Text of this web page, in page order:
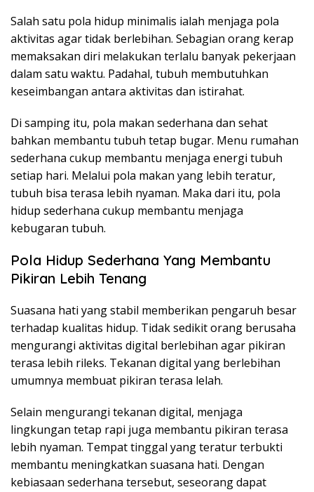
Salah satu pola hidup minimalis ialah menjaga pola
aktivitas agar tidak berlebihan. Sebagian orang kerap
memaksakan diri melakukan terlalu banyak pekerjaan
dalam satu waktu. Padahal, tubuh membutuhkan
keseimbangan antara aktivitas dan istirahat.
Di samping itu, pola makan sederhana dan sehat
bahkan membantu tubuh tetap bugar. Menu rumahan
sederhana cukup membantu menjaga energi tubuh
setiap hari. Melalui pola makan yang lebih teratur,
tubuh bisa terasa lebih nyaman. Maka dari itu, pola
hidup sederhana cukup membantu menjaga
kebugaran tubuh.
Pola Hidup Sederhana Yang Membantu
Pikiran Lebih Tenang
Suasana hati yang stabil memberikan pengaruh besar
terhadap kualitas hidup. Tidak sedikit orang berusaha
mengurangi aktivitas digital berlebihan agar pikiran
terasa lebih rileks. Tekanan digital yang berlebihan
umumnya membuat pikiran terasa lelah.
Selain mengurangi tekanan digital, menjaga
lingkungan tetap rapi juga membantu pikiran terasa
lebih nyaman. Tempat tinggal yang teratur terbukti
membantu meningkatkan suasana hati. Dengan
kebiasaan sederhana tersebut, seseorang dapat